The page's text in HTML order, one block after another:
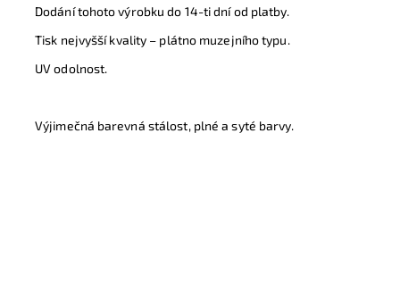
Dodání tohoto výrobku do 14-ti dní od platby.
Tisk nejvyšší kvality – plátno muzejního typu.
UV odolnost.
Výjimečná barevná stálost, plné a syté barvy.